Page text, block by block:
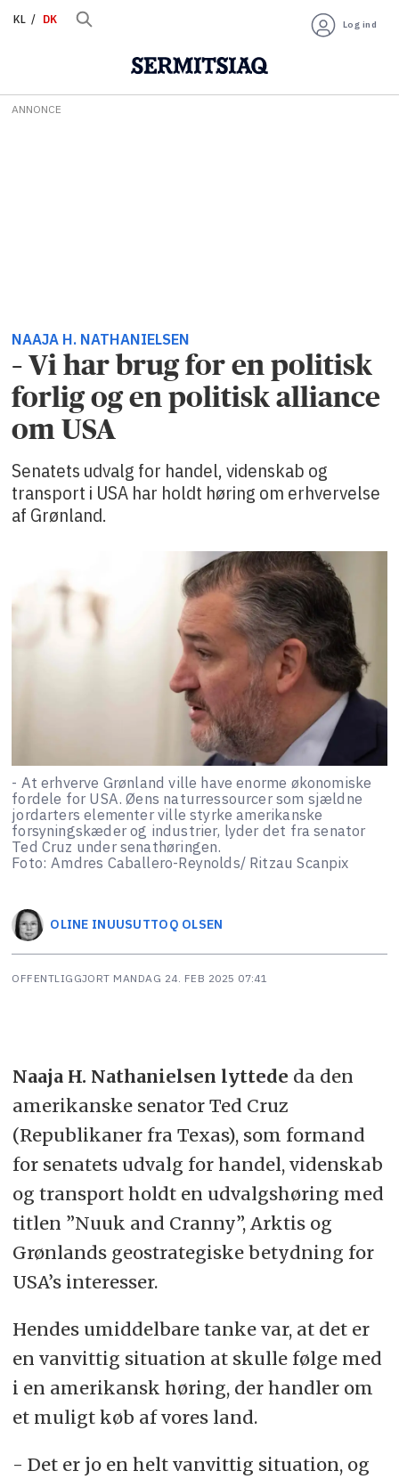
KL DK Log ind
ANNONCE
NAAJA H. NATHANIELSEN
– Vi har brug for en politisk
forlig og en politisk alliance
om USA
Senatets udvalg for handel, videnskab og
transport i USA har holdt høring om erhvervelse
af Grønland.
- At erhverve Grønland ville have enorme økonomiske
fordele for USA. Øens naturressourcer som sjældne
jordarters elementer ville styrke amerikanske
forsyningskæder og industrier, lyder det fra senator
Ted Cruz under senathøringen.
Foto: Amdres Caballero-Reynolds/ Ritzau Scanpix
OLINE INUUSUTTOQ OLSEN
OFFENTLIGGJORT MANDAG 24. FEB 2025 07:41
Naaja H. Nathanielsen lyttede da den
amerikanske senator Ted Cruz
(Republikaner fra Texas), som formand
for senatets udvalg for handel, videnskab
og transport holdt en udvalgshøring med
titlen ”Nuuk and Cranny”, Arktis og
Grønlands geostrategiske betydning for
USA’s interesser.
Hendes umiddelbare tanke var, at det er
en vanvittig situation at skulle følge med
i en amerikansk høring, der handler om
et muligt køb af vores land.
- Det er jo en helt vanvittig situation, og